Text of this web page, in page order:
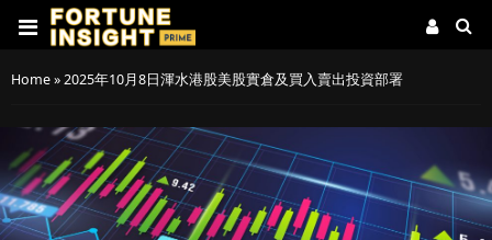
Home»2025年10月8日渾水港股美股實倉及買入賣出投資部署